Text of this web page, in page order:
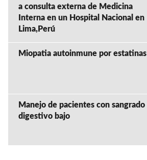
a consulta externa de Medicina
Interna en un Hospital Nacional en
Lima,Perú
Miopatia autoinmune por estatinas
Manejo de pacientes con sangrado
digestivo bajo